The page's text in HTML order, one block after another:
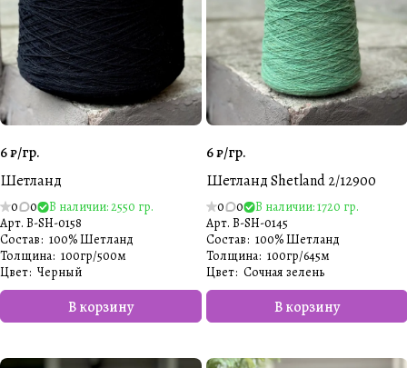
6 ₽/гр.
Шетланд
0 0
В наличии: 2550 гр.
Арт. B-SH-0158
В корзину
Состав: 100% Шетланд
Толщина: 100гр/500м
Цвет: Черный
6 ₽/гр.
Шетланд Shetland 2/12900
0 0
В наличии: 1720 гр.
Арт. B-SH-0145
В корзину
Состав: 100% Шетланд
Толщина: 100гр/645м
Цвет: Сочная зелень